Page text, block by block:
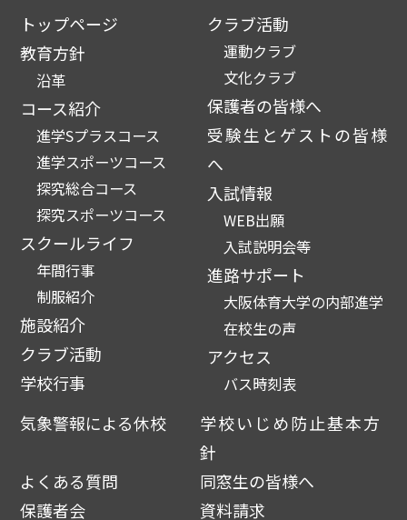
トップページ
教育方針
沿革
コース紹介
進学Sプラスコース
進学スポーツコース
探究総合コース
探究スポーツコース
スクールライフ
年間行事
制服紹介
施設紹介
クラブ活動
学校行事
クラブ活動
運動クラブ
文化クラブ
保護者の皆様へ
受験生とゲストの皆様
へ
入試情報
WEB出願
入試説明会等
進路サポート
大阪体育大学の内部進学
在校生の声
アクセス
バス時刻表
気象警報による休校
学校いじめ防止基本方
針
よくある質問
同窓生の皆様へ
保護者会
資料請求